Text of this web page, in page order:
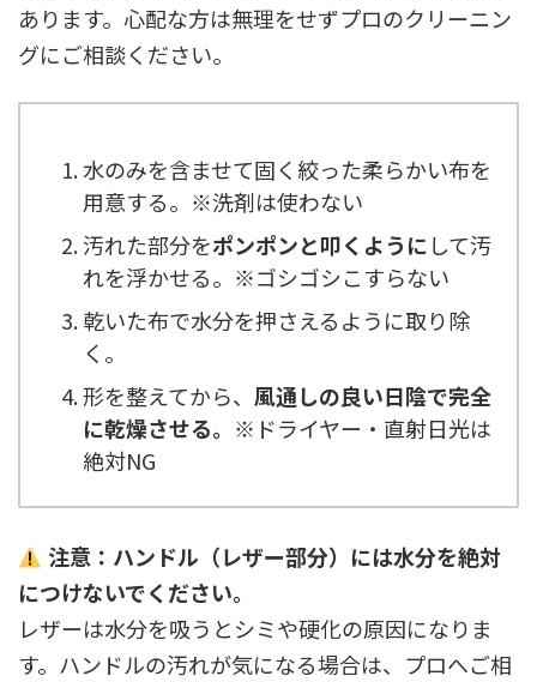
あります。心配な方は無理をせずプロのクリーニン
グにご相談ください。
水のみを含ませて固く絞った柔らかい布を
用意する。※洗剤は使わない
汚れた部分をポンポンと叩くようにして汚
れを浮かせる。※ゴシゴシこすらない
乾いた布で水分を押さえるように取り除
く。
形を整えてから、 風通しの良い日陰で完全
に乾燥させる。 ※ドライヤー・直射日光は
絶対NG
注意：ハンドル（レザー部分）には水分を絶対
につけないでください。
レザーは水分を吸うとシミや硬化の原因になりま
す。ハンドルの汚れが気になる場合は、プロへご相